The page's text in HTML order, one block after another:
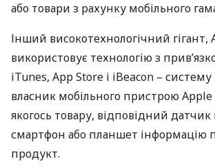
або товари з рахунку мобільного
Інший високотехнологічний гігант,
використовує технологію з
iTunes, App Store і iBeacon – систему
власник мобільного пристрою
якогось товару, відповідний датчик
смартфон або планшет інформацію
продукт.